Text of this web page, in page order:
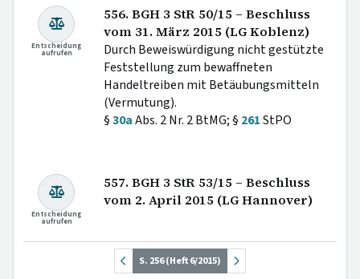
Entscheidung
aufrufen
556. BGH 3 StR 50/15 – Beschluss
vom 31. März 2015 (LG Koblenz)
Durch Beweiswürdigung nicht gestützte
Feststellung zum bewaffneten
Handeltreiben mit Betäubungsmitteln
(Vermutung).
§30aAbs. 2 Nr. 2 BtMG; § 261StPO
Entscheidung
aufrufen
557. BGH 3 StR 53/15 – Beschluss
vom 2. April 2015 (LG Hannover)
S. 256 (Heft 6/2015)